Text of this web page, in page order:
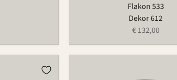
Flakon 533
Dekor 612
€ 132,00